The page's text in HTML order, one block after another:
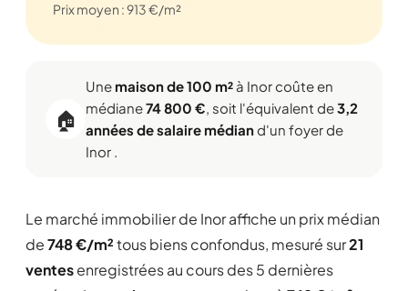
Prix moyen : 913 €/m²
🏠
Une maison de 100 m² à Inor coûte en
médiane74 800 €, soit l'équivalent de3,2
années de salaire médiand'un foyer de
Inor .
Le marché immobilier de Inor affiche un prix médian
de748 €/m²tous biens confondus, mesuré sur21
ventesenregistrées au cours des 5 dernières